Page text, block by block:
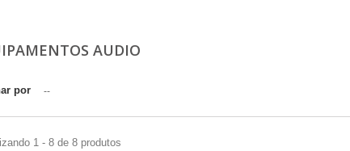
AUDIO
por --
1 - 8 de 8 produtos